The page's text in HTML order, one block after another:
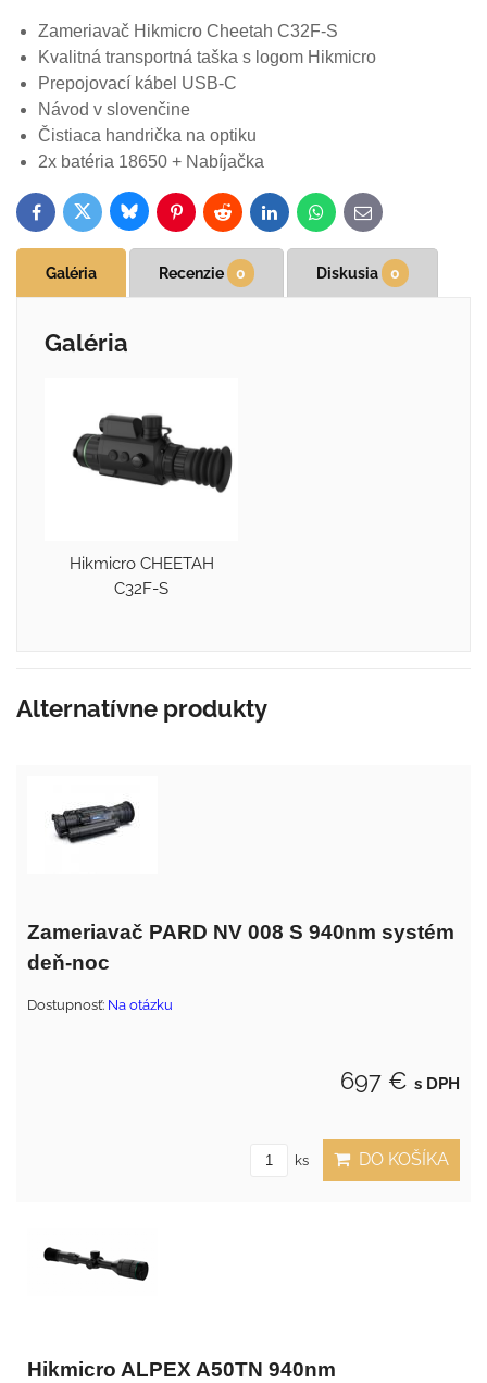
Zameriavač Hikmicro Cheetah C32F-S
Kvalitná transportná taška s logom Hikmicro
Prepojovací kábel USB-C
Návod v slovenčine
Čistiaca handrička na optiku
2x batéria 18650 + Nabíjačka
FacebookTwitterBlueskyPinterestReddit LinkedInWhatsApp
E-
mail
Galéria Recenzie 0 Diskusia 0
Galéria
Hikmicro CHEETAH
C32F-S
Alternatívne produkty
Zameriavač PARD NV 008 S 940nm systém
deň-noc
Dostupnosť: Na otázku
697 € s DPH
ks DO KOŠÍKA
Hikmicro ALPEX A50TN 940nm